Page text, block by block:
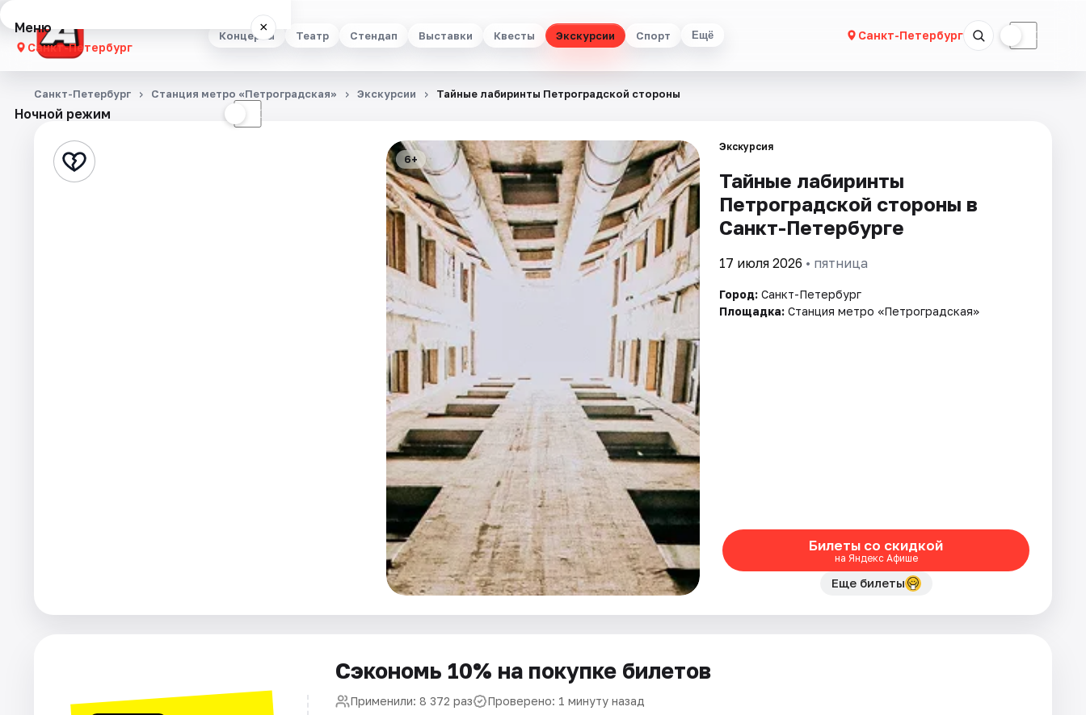
Концерты Театр Стендап Выставки Квесты Экскурсии Спорт Ещё Санкт-Петербург ☾
Меню ×
Санкт-Петербург
Концерты
Стендап
Ночной режим ☾
Санкт-Петербург Станция метро «Петроградская» Экскурсии Тайные лабиринты Петроградской стороны
6+
Экскурсия
Тайные лабиринты
Петроградской стороны в
Санкт-Петербурге
17 июля 2026 • пятница
Город: Санкт-Петербург
Площадка: Станция метро «Петроградская»
Билеты со скидкой
на Яндекс Афише
Еще билеты
Сэкономь 10% на покупке билетов
Применили: 8 372 раз Проверено: 1 минуту назад